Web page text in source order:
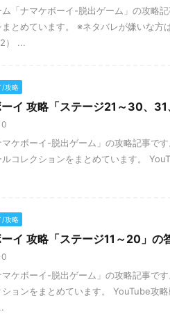
ム「ナマケボーイ-脱出ゲーム」の攻略
まとめています。 ※ネタバレが嫌いな
） ...
/攻略
イ 攻略「ステージ21～30、31
マケボーイ-脱出ゲーム」の攻略記事で
コレクションをまとめています。
/攻略
イ 攻略「ステージ11～20」の
マケボーイ-脱出ゲーム」の攻略記事で
ションをまとめています。 YouTube攻